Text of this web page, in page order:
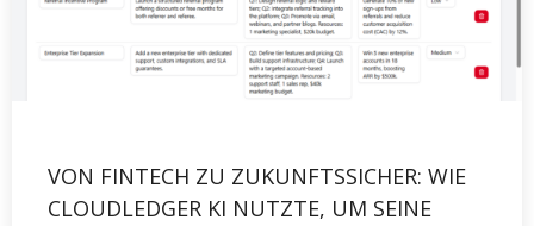
VON FINTECH ZU ZUKUNFTSSICHER: WIE
CLOUDLEDGER KI NUTZTE, UM SEINE